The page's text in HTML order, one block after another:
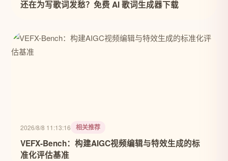
还在为写歌词发愁？免费 AI 歌词生成器下载
2026/8/8 11:13:16 相关推荐
VEFX-Bench：构建AIGC视频编辑与特效生成的标
准化评估基准